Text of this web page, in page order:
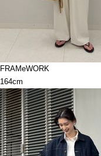
FRAMeWORK
164cm